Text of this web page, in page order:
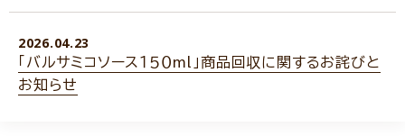
2026.04.23
「バルサミコソース１５０ml」商品回収に関するお詫びと
お知らせ